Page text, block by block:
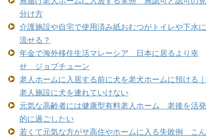
分け方
介護施設や自宅で使用済み紙おむつがトイレや下水に
流せる？
年金で海外移住生活マレーシア 日本に居るより幸
せ ジョブチューン
老人ホームに入居する前に犬を老犬ホームに預ける｜
老人施設に犬を連れていけない
元気な高齢者には健康型有料老人ホーム 老後を活発
的に過ごしたい
若くて元気な方がサ高住やホームに入る失敗例 こん